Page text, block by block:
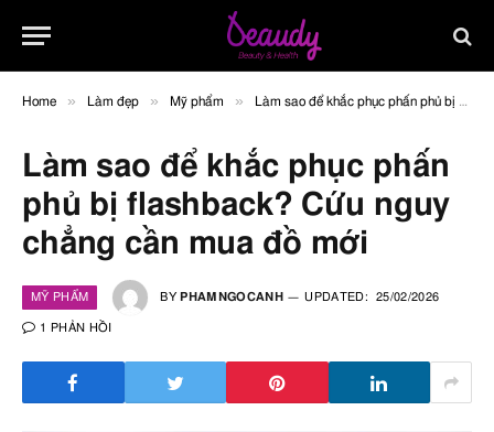
Home » Làm đẹp » Mỹ phẩm » Làm sao để khắc phục phấn phủ bị flashback? Cứu nguy chẳng cần mua đồ mới
Làm sao để khắc phục phấn
phủ bị flashback? Cứu nguy
chẳng cần mua đồ mới
MỸ PHẨM BY PHAMNGOCANH UPDATED: 25/02/2026
1 PHẢN HỒI